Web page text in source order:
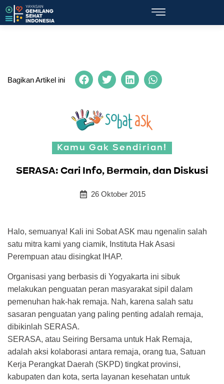
Bagikan Artikel ini
Kamu Gak Sendirian!
SERASA: Cari Info, Bermain, dan Diskusi
26 Oktober 2015
Halo, semuanya! Kali ini Sobat ASK mau ngenalin salah
satu mitra kami yang ciamik, Instituta Hak Asasi
Perempuan atau disingkat IHAP.
Organisasi yang berbasis di Yogyakarta ini sibuk
melakukan penguatan peran masyarakat sipil dalam
pemenuhan hak-hak remaja. Nah, karena salah satu
sasaran penguatan yang paling penting adalah remaja,
dibikinlah SERASA.
SERASA, atau Seiring Bersama untuk Hak Remaja,
adalah aksi kolaborasi antara remaja, orang tua, Satuan
Kerja Perangkat Daerah (SKPD) tingkat provinsi,
kabupaten dan kota, serta layanan kesehatan untuk